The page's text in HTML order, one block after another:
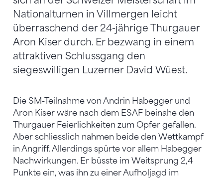
Nationalturnen in Villmergen leicht
überraschend der 24-jährige Thurgauer
Aron Kiser durch. Er bezwang in einem
attraktiven Schlussgang den
siegeswilligen Luzerner David Wüest.
Die SM-Teilnahme von Andrin Habegger und
Aron Kiser wäre nach dem ESAF beinahe den
Thurgauer Feierlichkeiten zum Opfer gefallen.
Aber schliesslich nahmen beide den Wettkampf
in Angriff. Allerdings spürte vor allem Habegger
Nachwirkungen. Er büsste im Weitsprung 2,4
Punkte ein, was ihn zu einer Aufholjagd im